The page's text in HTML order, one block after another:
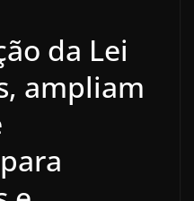
da Lei
ampliam